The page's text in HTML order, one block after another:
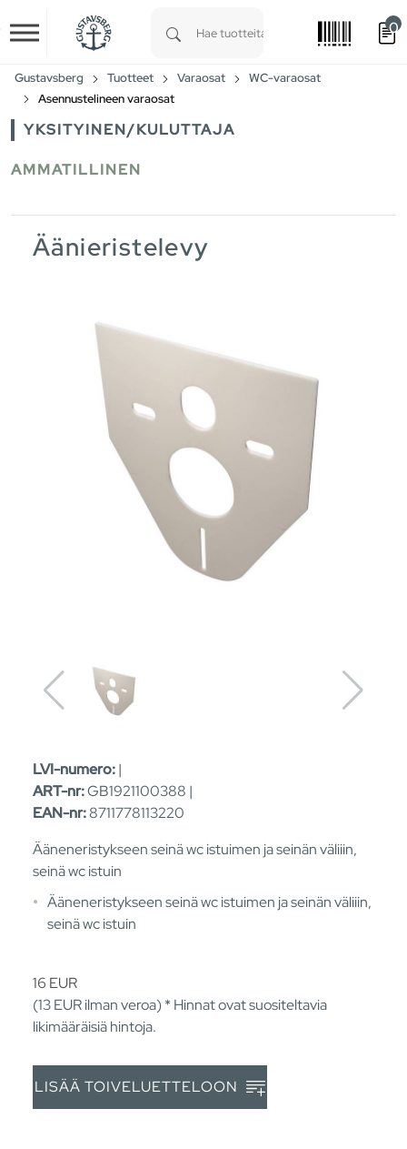
Skip to main content
0
Gustavsberg Tuotteet Varaosat
WC-varaosat
Asennustelineen varaosat
YKSITYINEN/KULUTTAJA
AMMATILLINEN
Äänieristelevy
LVI-numero:|
ART-nr:GB1921100388 |
EAN-nr:8711778113220
Ääneneristykseen seinä wc istuimen ja seinän väliiin,
seinä wc istuin
Ääneneristykseen seinä wc istuimen ja seinän väliiin,
seinä wc istuin
16 EUR
(13EURilman veroa) * Hinnat ovat suositeltavia
likimääräisiä hintoja.
LISÄÄ TOIVELUETTELOON